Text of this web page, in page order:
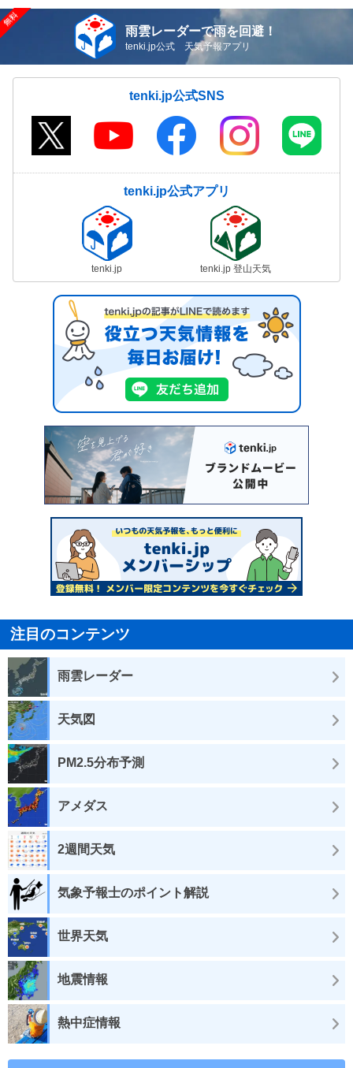
雨雲レーダーで雨を回避！
tenki.jp公式 天気予報アプリ
tenki.jp公式SNS
tenki.jp公式アプリ
tenki.jp tenki.jp 登山天気
注目のコンテンツ
雨雲レーダー
天気図
PM2.5分布予測
アメダス
2週間天気
気象予報士のポイント解説
世界天気
地震情報
熱中症情報